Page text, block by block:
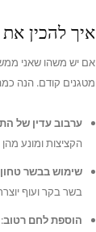
איך להכין
אם יש משהו שאני ממש
מטגנים קודם. הנה
ערבוב עדין של
הקציצות ומונע
שימוש בבשר
בשר בקר ועוף
הוספת לחם רטוב